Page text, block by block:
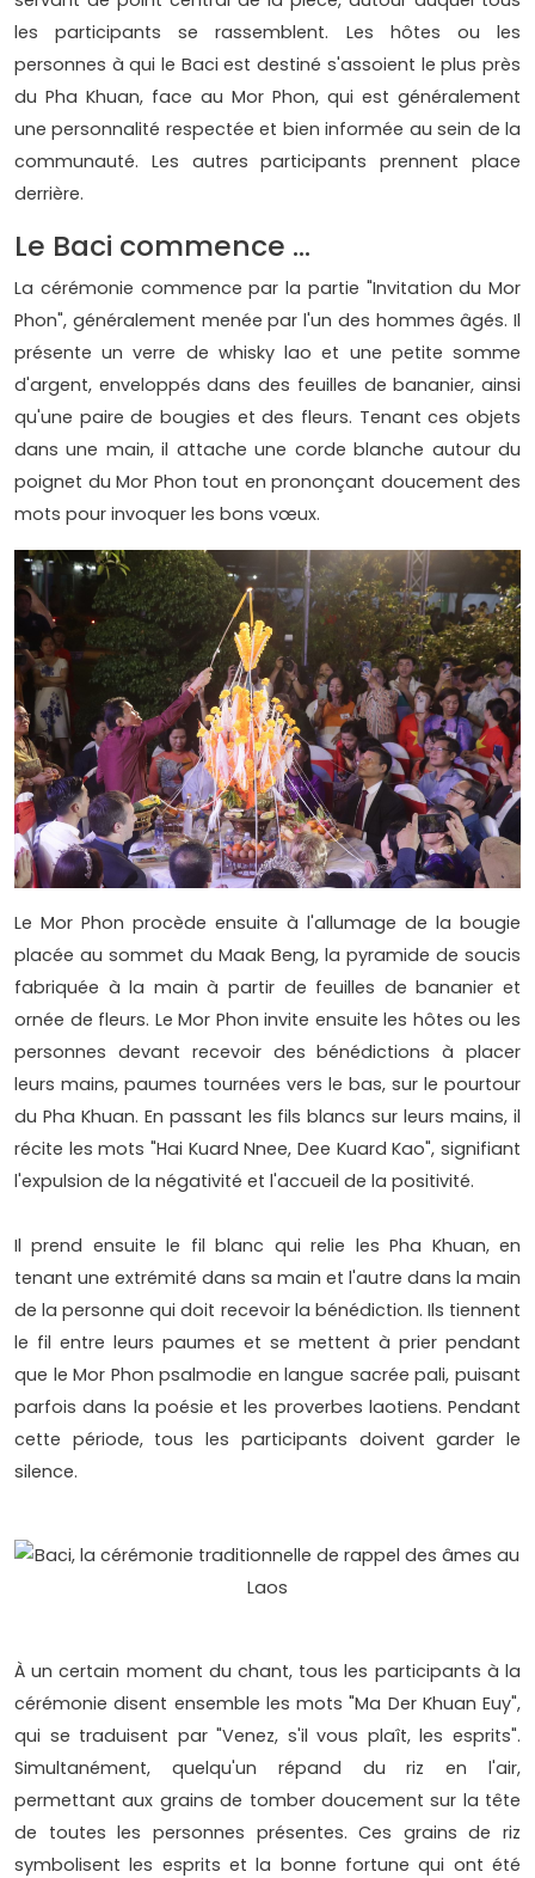
les participants se rassemblent. Les hôtes ou les
personnes à qui le Baci est destiné s'assoient le plus près
du Pha Khuan, face au Mor Phon, qui est généralement
une personnalité respectée et bien informée au sein de la
communauté. Les autres participants prennent place
derrière.
Le Baci commence ...
La cérémonie commence par la partie "Invitation du Mor
Phon", généralement menée par l'un des hommes âgés. Il
présente un verre de whisky lao et une petite somme
d'argent, enveloppés dans des feuilles de bananier, ainsi
qu'une paire de bougies et des fleurs. Tenant ces objets
dans une main, il attache une corde blanche autour du
poignet du Mor Phon tout en prononçant doucement des
mots pour invoquer les bons vœux.
Le Mor Phon procède ensuite à l'allumage de la bougie
placée au sommet du Maak Beng, la pyramide de soucis
fabriquée à la main à partir de feuilles de bananier et
ornée de fleurs. Le Mor Phon invite ensuite les hôtes ou les
personnes devant recevoir des bénédictions à placer
leurs mains, paumes tournées vers le bas, sur le pourtour
du Pha Khuan. En passant les fils blancs sur leurs mains, il
récite les mots "Hai Kuard Nnee, Dee Kuard Kao", signifiant
l'expulsion de la négativité et l'accueil de la positivité.
Il prend ensuite le fil blanc qui relie les Pha Khuan, en
tenant une extrémité dans sa main et l'autre dans la main
de la personne qui doit recevoir la bénédiction. Ils tiennent
le fil entre leurs paumes et se mettent à prier pendant
que le Mor Phon psalmodie en langue sacrée pali, puisant
parfois dans la poésie et les proverbes laotiens. Pendant
cette période, tous les participants doivent garder le
silence.
À un certain moment du chant, tous les participants à la
cérémonie disent ensemble les mots "Ma Der Khuan Euy",
qui se traduisent par "Venez, s'il vous plaît, les esprits".
Simultanément, quelqu'un répand du riz en l'air,
permettant aux grains de tomber doucement sur la tête
de toutes les personnes présentes. Ces grains de riz
symbolisent les esprits et la bonne fortune qui ont été